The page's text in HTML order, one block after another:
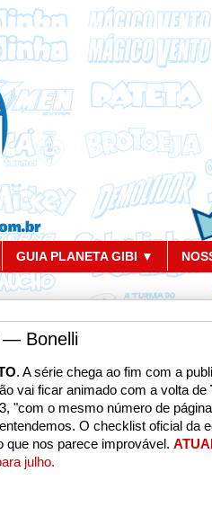
GUIA PLANETA GIBI ▼
— Bonelli
. A série chega ao fim com a
vai ficar animado com a volta de
"com o mesmo número de
O checklist oficial da
que nos parece improvável.
julho.